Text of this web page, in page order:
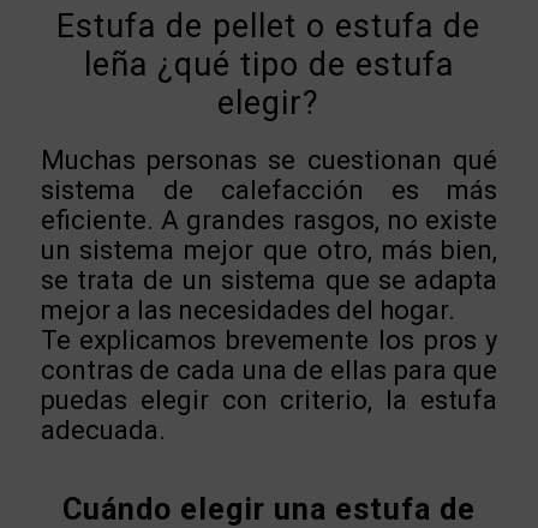
Estufa de pellet o estufa de
leña ¿qué tipo de estufa
elegir?
Muchas personas se cuestionan qué
sistema de calefacción es más
eficiente. A grandes rasgos, no existe
un sistema mejor que otro, más bien,
se trata de un sistema que se adapta
mejor a las necesidades del hogar.
Te explicamos brevemente los pros y
contras de cada una de ellas para que
puedas elegir con criterio, la estufa
adecuada.
Cuándo elegir una estufa de